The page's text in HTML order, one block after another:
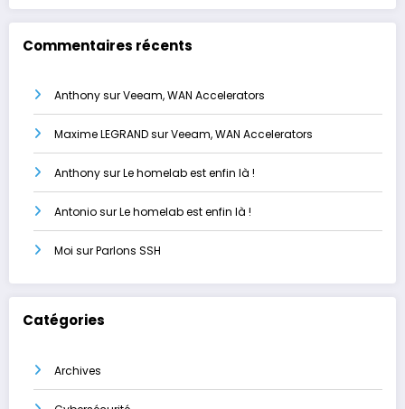
Commentaires récents
AnthonysurVeeam, WAN Accelerators
Maxime LEGRANDsurVeeam, WAN Accelerators
AnthonysurLe homelab est enfin là !
AntoniosurLe homelab est enfin là !
Moi surParlons SSH
Catégories
Archives